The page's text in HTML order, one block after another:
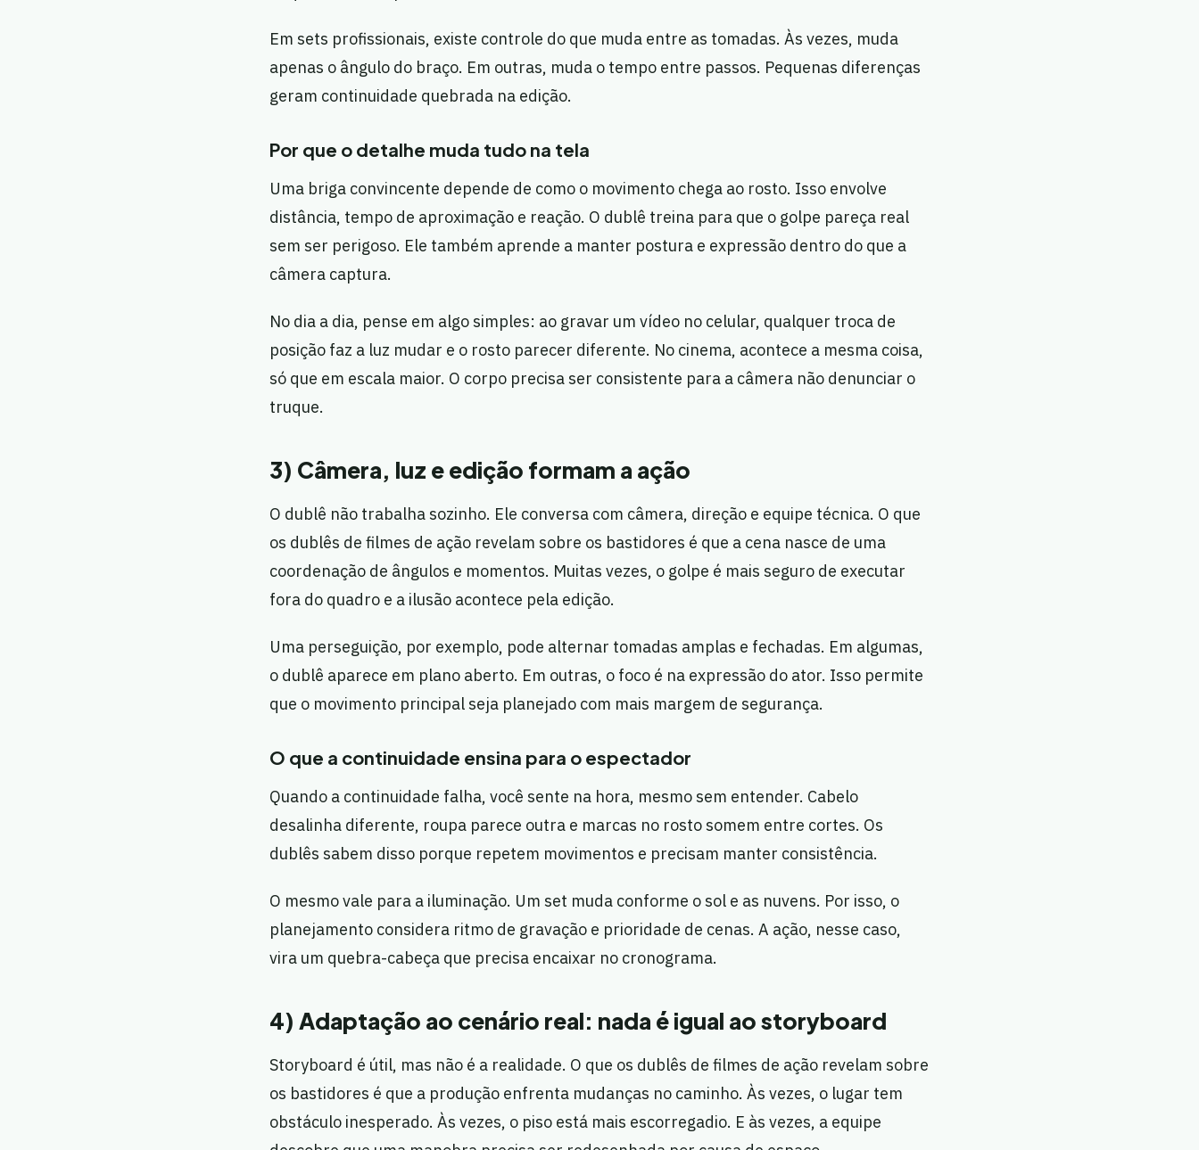
Em sets profissionais, existe controle do que muda entre as tomadas. Às vezes, muda
apenas o ângulo do braço. Em outras, muda o tempo entre passos. Pequenas diferenças
geram continuidade quebrada na edição.
Por que o detalhe muda tudo na tela
Uma briga convincente depende de como o movimento chega ao rosto. Isso envolve
distância, tempo de aproximação e reação. O dublê treina para que o golpe pareça real
sem ser perigoso. Ele também aprende a manter postura e expressão dentro do que a
câmera captura.
No dia a dia, pense em algo simples: ao gravar um vídeo no celular, qualquer troca de
posição faz a luz mudar e o rosto parecer diferente. No cinema, acontece a mesma coisa,
só que em escala maior. O corpo precisa ser consistente para a câmera não denunciar o
truque.
3) Câmera, luz e edição formam a ação
O dublê não trabalha sozinho. Ele conversa com câmera, direção e equipe técnica. O que
os dublês de filmes de ação revelam sobre os bastidores é que a cena nasce de uma
coordenação de ângulos e momentos. Muitas vezes, o golpe é mais seguro de executar
fora do quadro e a ilusão acontece pela edição.
Uma perseguição, por exemplo, pode alternar tomadas amplas e fechadas. Em algumas,
o dublê aparece em plano aberto. Em outras, o foco é na expressão do ator. Isso permite
que o movimento principal seja planejado com mais margem de segurança.
O que a continuidade ensina para o espectador
Quando a continuidade falha, você sente na hora, mesmo sem entender. Cabelo
desalinha diferente, roupa parece outra e marcas no rosto somem entre cortes. Os
dublês sabem disso porque repetem movimentos e precisam manter consistência.
O mesmo vale para a iluminação. Um set muda conforme o sol e as nuvens. Por isso, o
planejamento considera ritmo de gravação e prioridade de cenas. A ação, nesse caso,
vira um quebra-cabeça que precisa encaixar no cronograma.
4) Adaptação ao cenário real: nada é igual ao storyboard
Storyboard é útil, mas não é a realidade. O que os dublês de filmes de ação revelam sobre
os bastidores é que a produção enfrenta mudanças no caminho. Às vezes, o lugar tem
obstáculo inesperado. Às vezes, o piso está mais escorregadio. E às vezes, a equipe